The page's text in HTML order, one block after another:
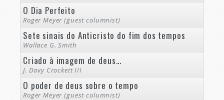
O Dia Perfeito
Roger Meyer (guest columnist)
Sete sinais do Anticristo do fim dos tempos
Wallace G. Smith
Criado à imagem de deus...
J. Davy Crockett III
O poder de deus sobre o tempo
Roger Meyer (guest columnist)